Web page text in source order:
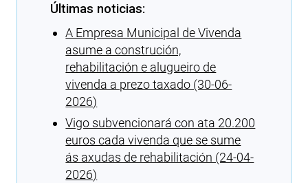
Últimas noticias:
A Empresa Municipal de Vivenda
asume a construción,
rehabilitación e alugueiro de
vivenda a prezo taxado (30-06-
2026)
Vigo subvencionará con ata 20.200
euros cada vivenda que se sume
ás axudas de rehabilitación (24-04-
2026)